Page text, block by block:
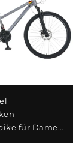
für Damen